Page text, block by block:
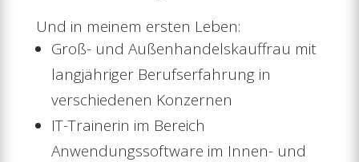
Und in meinem ersten Leben:
Groß- und Außenhandelskauffrau mit
langjähriger Berufserfahrung in
verschiedenen Konzernen
IT-Trainerin im Bereich
Anwendungssoftware im Innen- und